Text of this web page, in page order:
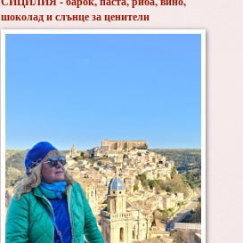
шоколад и слънце за ценители